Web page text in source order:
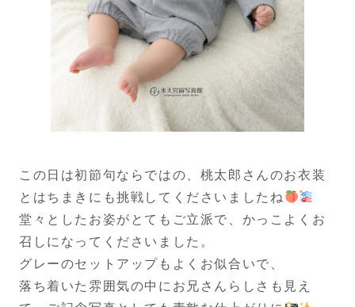
この日は初節句ならではの、桃太郎さんのお衣装
とはちまきにも挑戦してくださいましたね
堂々としたお姿がとてもご立派で、かっこよくお
召しになってくださいました。
グレーのセットアップもよくお似合いで、
落ち着いた雰囲気の中にお兄さんらしさも見え